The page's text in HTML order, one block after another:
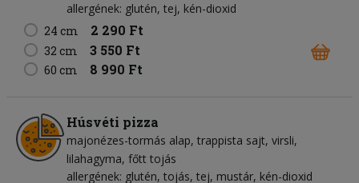
allergének: glutén, tej, kén-dioxid
24 cm
2 290 Ft
32 cm 3 550 Ft
60 cm 8 990 Ft
Húsvéti pizza
majonézes-tormás alap trappista sajt virsli
lilahagyma főtt tojás
allergének: glutén, tojás, tej, mustár, kén-dioxid